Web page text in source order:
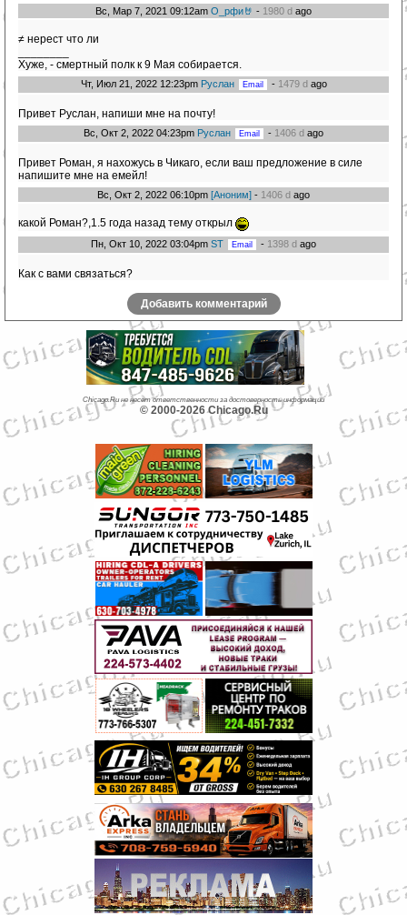
Вс, Мар 7, 2021 09:12am О_рфи🤘 - 1980 d ago
≠ нерест что ли
Хуже, - смертный полк к 9 Мая собирается.
Чт, Июл 21, 2022 12:23pm Руслан - 1479 dago
Привет Руслан, напиши мне на почту!
Вс, Окт 2, 2022 04:23pm Руслан - 1406 d ago
Привет Роман, я нахожусь в Чикаго, если ваш предложение в силе
напишите мне на емейл!
Вс, Окт 2, 2022 06:10pm [Аноним] - 1406 d ago
какой Роман?,1.5 года назад тему открыл
Пн, Окт 10, 2022 03:04pm ST - 1398 d ago
Как с вами связаться?
Добавить комментарий
Chicago.Ru не несет ответственности за достоверность информации
© 2000-2026 Chicago.Ru